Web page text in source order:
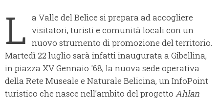
L a Valle del Belìce si prepara ad accogliere
visitatori, turisti e comunità locali con un
nuovo strumento di promozione del territorio.
Martedì 22 luglio sarà infatti inaugurata a Gibellina,
in piazza XV Gennaio '68, la nuova sede operativa
della Rete Museale e Naturale Belicina, un InfoPoint
turistico che nasce nell’ambito del progetto Ahlan